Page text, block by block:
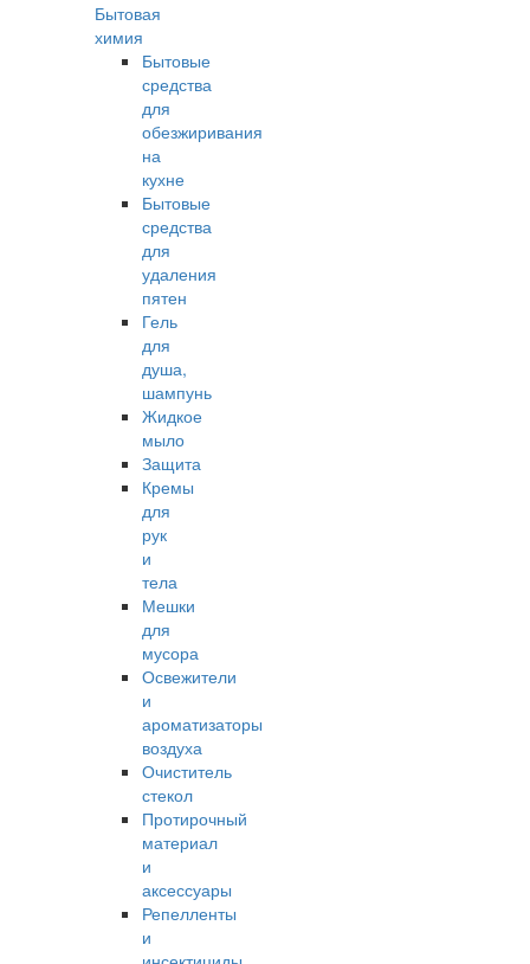
Бытовая
химия
Бытовые
средства
для
обезжиривания
на
кухне
Бытовые
средства
для
удаления
пятен
Гель
для
душа,
шампунь
Жидкое
мыло
Защита
Кремы
для
рук
и
тела
Мешки
для
мусора
Освежители
и
ароматизаторы
воздуха
Очиститель
стекол
Протирочный
материал
и
аксессуары
Репелленты
и